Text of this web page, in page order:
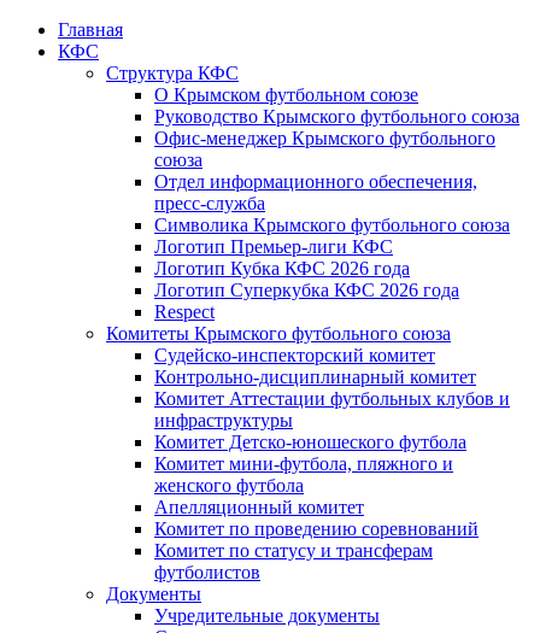
Главная
КФС
Структура КФС
О Крымском футбольном союзе
Руководство Крымского футбольного союза
Офис-менеджер Крымского футбольного
союза
Отдел информационного обеспечения,
пресс-служба
Символика Крымского футбольного союза
Логотип Премьер-лиги КФС
Логотип Кубка КФС 2026 года
Логотип Суперкубка КФС 2026 года
Respect
Комитеты Крымского футбольного союза
Судейско-инспекторский комитет
Контрольно-дисциплинарный комитет
Комитет Аттестации футбольных клубов и
инфраструктуры
Комитет Детско-юношеского футбола
Комитет мини-футбола, пляжного и
женского футбола
Апелляционный комитет
Комитет по проведению соревнований
Комитет по статусу и трансферам
футболистов
Документы
Учредительные документы